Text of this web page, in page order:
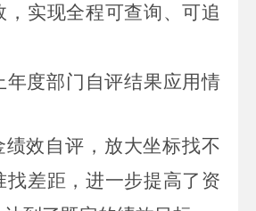
，实现全程可查询、可追
年度部门自评结果应用情
绩效自评，放大坐标找不
找差距，进一步提高了资